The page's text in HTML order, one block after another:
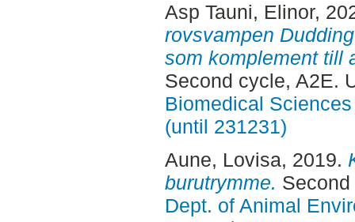
Asp Tauni, Elinor,
rovsvampen
som komplement till
Second cycle, A2E.
Biomedical
(until 231231)
Aune, Lovisa, 2019.
burutrymme.
Dept. of Animal